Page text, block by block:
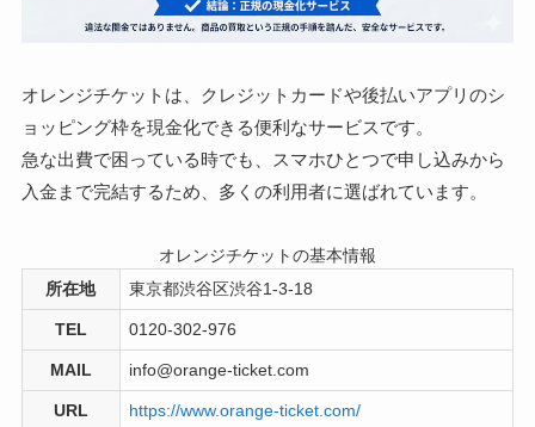
オレンジチケットは、クレジットカードや後払いアプリのシ
ョッピング枠を現金化できる便利なサービスです。
急な出費で困っている時でも、スマホひとつで申し込みから
入金まで完結するため、多くの利用者に選ばれています。
オレンジチケットの基本情報
所在地
東京都渋谷区渋谷1-3-18
TEL 0120-302-976
MAIL info@orange-ticket.com
URL https://www.orange-ticket.com/